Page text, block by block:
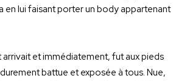
en lui faisant porter un body appartenant
et immédiatement, fut aux pieds
battue et exposée à tous. Nue,